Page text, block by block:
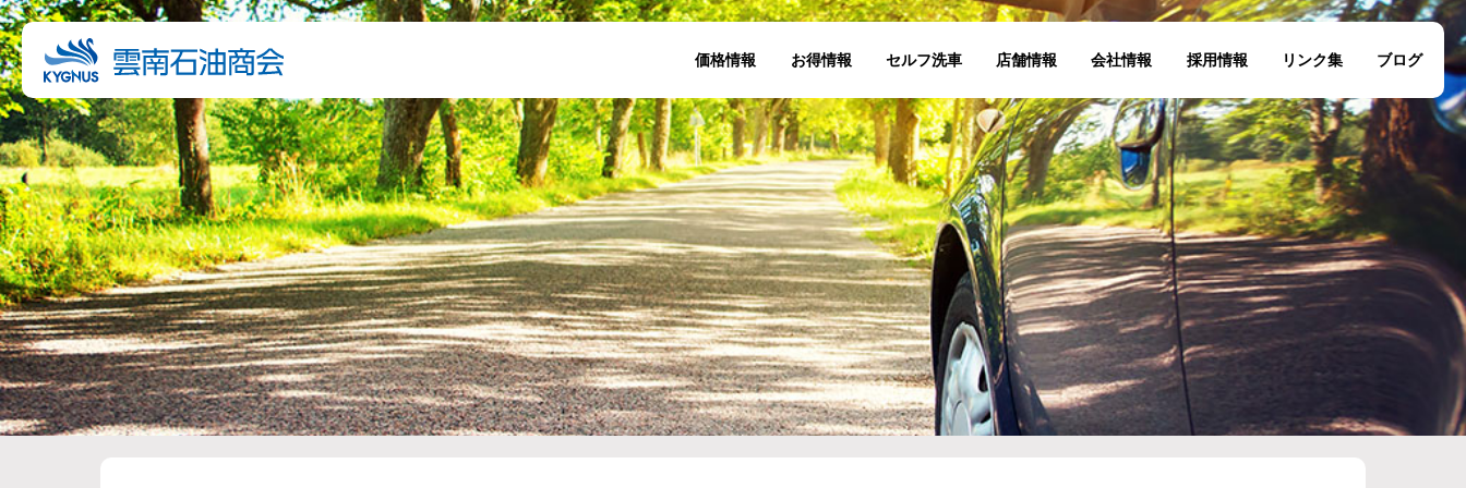
価格情報 お得情報 セルフ洗車 店舗情報 会社情報 採用情報 リンク集 ブログ